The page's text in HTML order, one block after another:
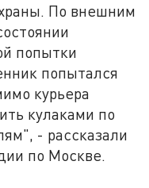
По внешним
попытки
попытался
курьера
кулаками по
- рассказали
по Москве.